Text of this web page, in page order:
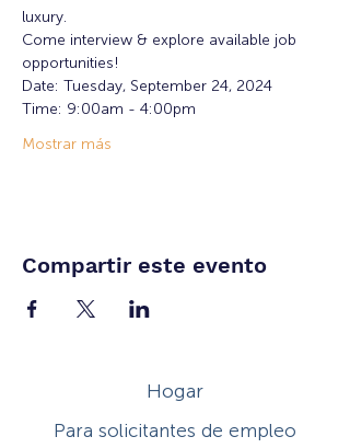
luxury.
Come interview & explore available job
opportunities!
Date: Tuesday, September 24, 2024
Time: 9:00am - 4:00pm
Mostrar más
Compartir este evento
Hogar
Para solicitantes de empleo